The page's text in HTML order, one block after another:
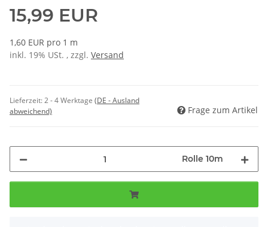
15,99 EUR
1,60 EUR pro 1 m
inkl. 19% USt. , zzgl. Versand
Lieferzeit:2 - 4 Werktage (DE - Ausland
abweichend)
Frage zum Artikel
Rolle 10m